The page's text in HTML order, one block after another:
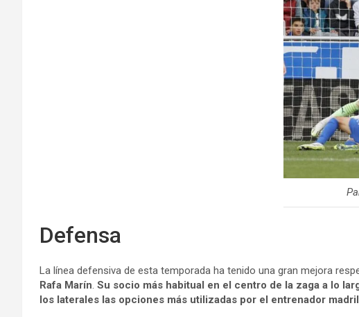
Defensa
La línea defensiva de esta temporada ha tenido una gran mejora
Rafa Marín. Su socio más habitual en el centro de la zaga a lo
los laterales las opciones más utilizadas por el entrenador